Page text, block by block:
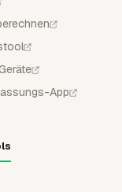
App